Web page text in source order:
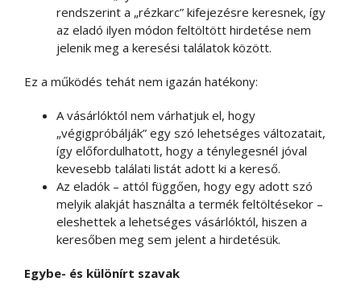
rendszerint a „rézkarc” kifejezésre keresnek, így
az eladó ilyen módon feltöltött hirdetése nem
jelenik meg a keresési találatok között.
Ez a működés tehát nem igazán hatékony:
A vásárlóktól nem várhatjuk el, hogy
„végigpróbálják” egy szó lehetséges változatait,
így előfordulhatott, hogy a ténylegesnél jóval
kevesebb találati listát adott ki a kereső.
Az eladók – attól függően, hogy egy adott szó
melyik alakját használta a termék feltöltésekor –
eleshettek a lehetséges vásárlóktól, hiszen a
keresőben meg sem jelent a hirdetésük.
Egybe- és különírt szavak